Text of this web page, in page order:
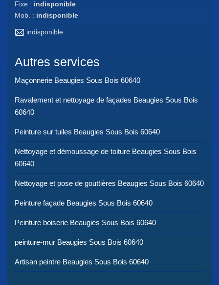
Fixe : indisponible
Mob. : indisponible
indisponible
Autres services
Maçonnerie Beaugies Sous Bois 60640
Ravalement et nettoyage de façades Beaugies Sous Bois
60640
Peinture sur tuiles Beaugies Sous Bois 60640
Nettoyage et démoussage de toiture Beaugies Sous Bois
60640
Nettoyage et pose de gouttières Beaugies Sous Bois 60640
Peinture façade Beaugies Sous Bois 60640
Peinture boiserie Beaugies Sous Bois 60640
peinture-mur Beaugies Sous Bois 60640
Artisan peintre Beaugies Sous Bois 60640